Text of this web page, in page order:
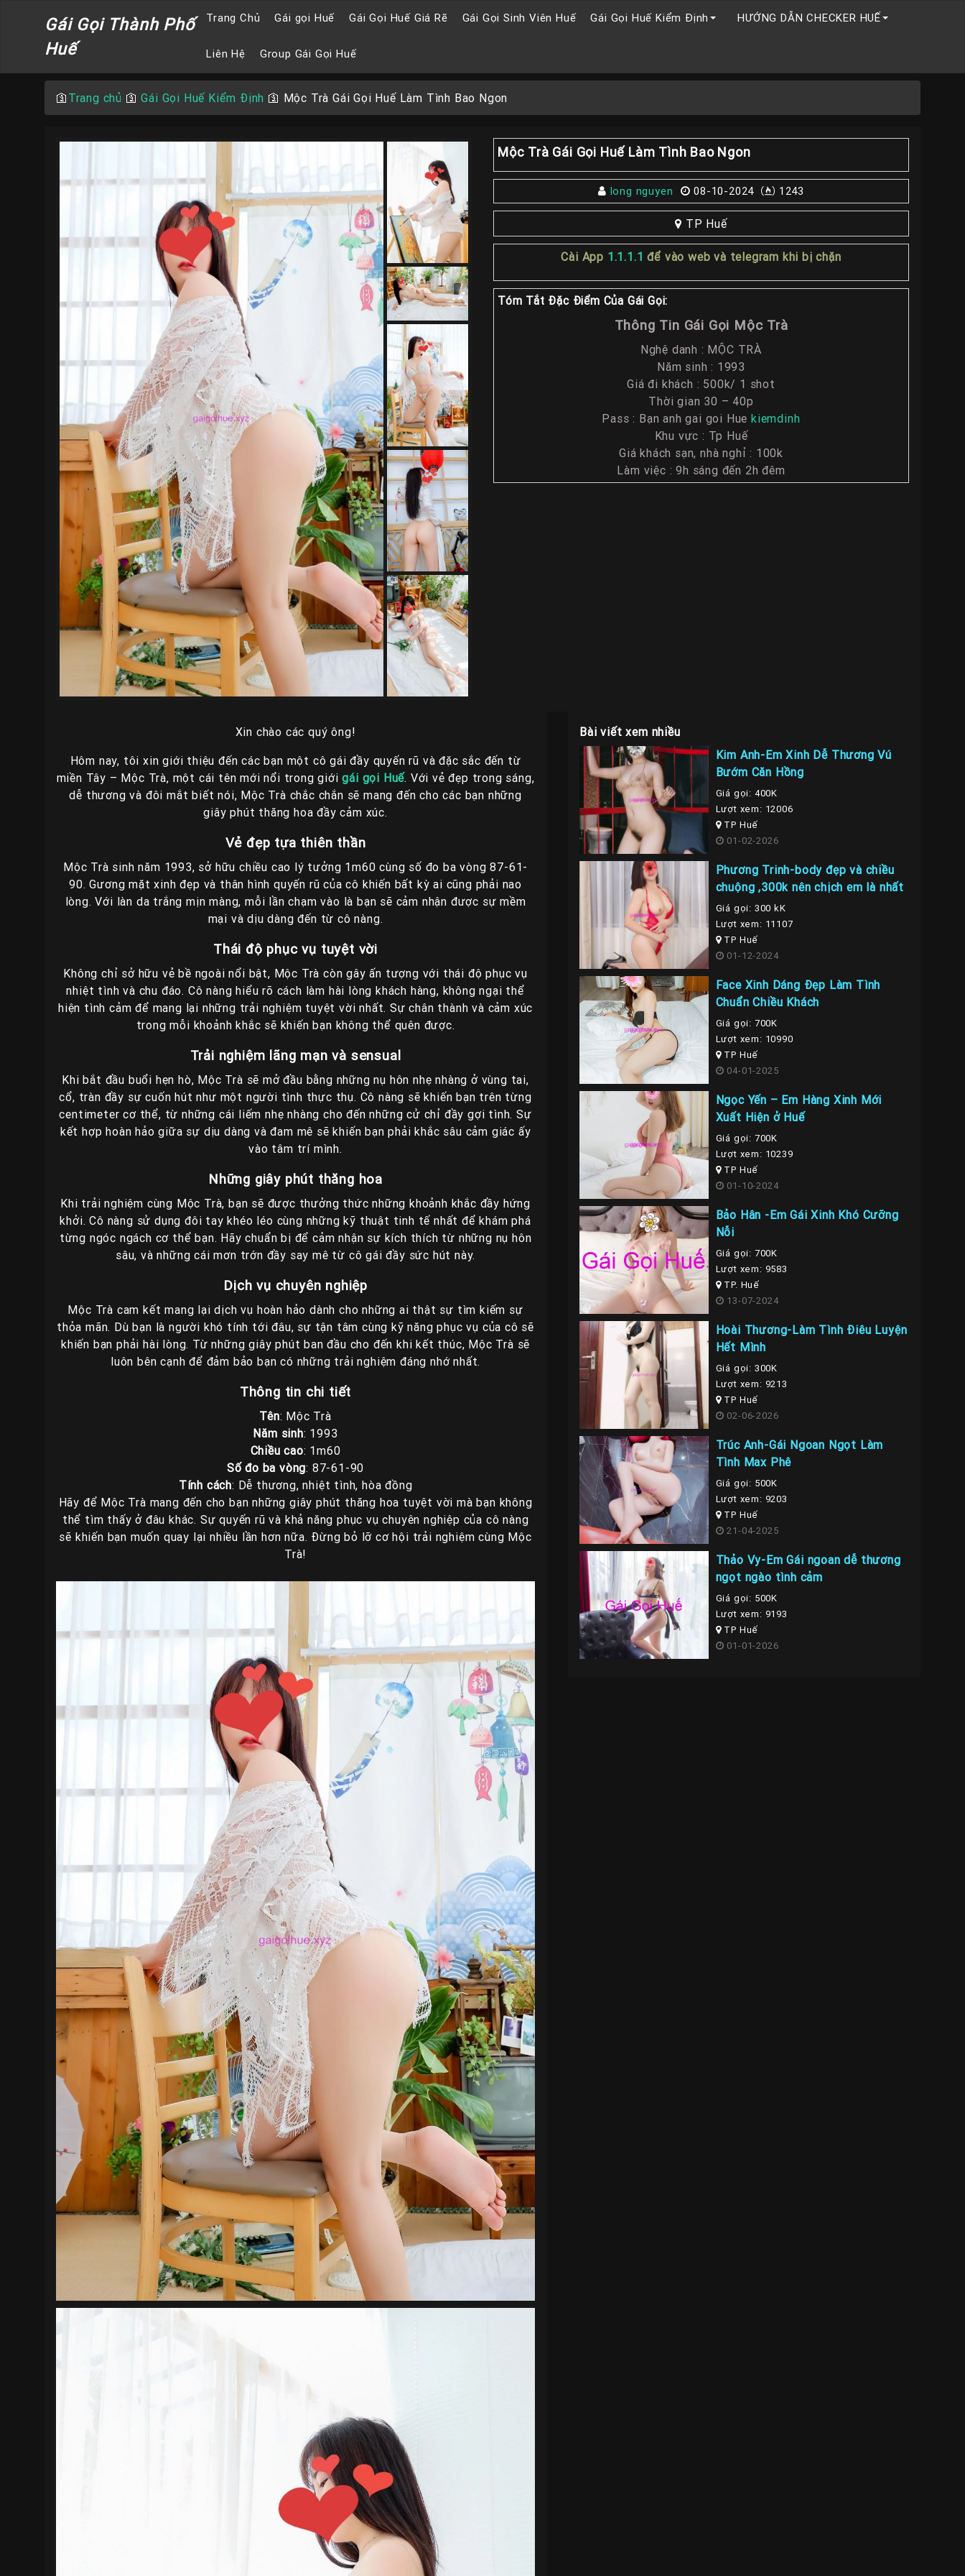
Gái Gọi Thành Phố
Huế
Trang Chủ Gái gọi Huế Gái Gọi Huế Giá Rẽ Gái Gọi Sinh Viên Huế Gái Gọi Huế Kiểm Định HƯỚNG DẪN CHECKER HUẾ
Liên Hệ Group Gái Gọi Huế
🛐 Trang chủ 🛐Gái Gọi Huế Kiểm Định 🛐 Mộc Trà Gái Gọi Huế Làm Tình Bao Ngon
Mộc Trà Gái Gọi Huế Làm Tình Bao Ngon
long nguyen 08-10-2024 1243
TP Huế
Cài App 1.1.1.1 để vào web và telegram khi bị chặn
Tóm Tắt Đặc Điểm Của Gái Gọi:
Thông Tin Gái Gọi Mộc Trà
Nghệ danh : MỘC TRÀ
Năm sinh : 1993
Giá đi khách : 500k/ 1 shot
Thời gian 30 – 40p
Pass : Bạn anh gai goi Huekiemdinh
Khu vực : Tp Huế
Giá khách sạn, nhà nghỉ : 100k
Làm việc : 9h sáng đến 2h đêm
Xin chào các quý ông!
Hôm nay, tôi xin giới thiệu đến các bạn một cô gái đầy quyến rũ và đặc sắc đến từ
miền Tây – Mộc Trà, một cái tên mới nổi trong giớigái gọi Huế. Với vẻ đẹp trong sáng,
dễ thương và đôi mắt biết nói, Mộc Trà chắc chắn sẽ mang đến cho các bạn những
giây phút thăng hoa đầy cảm xúc.
Vẻ đẹp tựa thiên thần
Mộc Trà sinh năm 1993, sở hữu chiều cao lý tưởng 1m60 cùng số đo ba vòng 87-61-
90. Gương mặt xinh đẹp và thân hình quyến rũ của cô khiến bất kỳ ai cũng phải nao
lòng. Với làn da trắng mịn màng, mỗi lần chạm vào là bạn sẽ cảm nhận được sự mềm
mại và dịu dàng đến từ cô nàng.
Thái độ phục vụ tuyệt vời
Không chỉ sở hữu vẻ bề ngoài nổi bật, Mộc Trà còn gây ấn tượng với thái độ phục vụ
nhiệt tình và chu đáo. Cô nàng hiểu rõ cách làm hài lòng khách hàng, không ngại thể
hiện tình cảm để mang lại những trải nghiệm tuyệt vời nhất. Sự chân thành và cảm xúc
trong mỗi khoảnh khắc sẽ khiến bạn không thể quên được.
Trải nghiệm lãng mạn và sensual
Khi bắt đầu buổi hẹn hò, Mộc Trà sẽ mở đầu bằng những nụ hôn nhẹ nhàng ở vùng tai,
cổ, tràn đầy sự cuốn hút như một người tình thực thụ. Cô nàng sẽ khiến bạn trên từng
centimeter cơ thể, từ những cái liếm nhẹ nhàng cho đến những cử chỉ đầy gợi tình. Sự
kết hợp hoàn hảo giữa sự dịu dàng và đam mê sẽ khiến bạn phải khắc sâu cảm giác ấy
vào tâm trí mình.
Những giây phút thăng hoa
Khi trải nghiệm cùng Mộc Trà, bạn sẽ được thưởng thức những khoảnh khắc đầy hứng
khởi. Cô nàng sử dụng đôi tay khéo léo cùng những kỹ thuật tinh tế nhất để khám phá
từng ngóc ngách cơ thể bạn. Hãy chuẩn bị để cảm nhận sự kích thích từ những nụ hôn
sâu, và những cái mơn trớn đầy say mê từ cô gái đầy sức hút này.
Dịch vụ chuyên nghiệp
Mộc Trà cam kết mang lại dịch vụ hoàn hảo dành cho những ai thật sự tìm kiếm sự
thỏa mãn. Dù bạn là người khó tính tới đâu, sự tận tâm cùng kỹ năng phục vụ của cô sẽ
khiến bạn phải hài lòng. Từ những giây phút ban đầu cho đến khi kết thúc, Mộc Trà sẽ
luôn bên cạnh để đảm bảo bạn có những trải nghiệm đáng nhớ nhất.
Thông tin chi tiết
Tên: Mộc Trà
Năm sinh: 1993
Chiều cao: 1m60
Số đo ba vòng: 87-61-90
Tính cách: Dễ thương, nhiệt tình, hòa đồng
Hãy để Mộc Trà mang đến cho bạn những giây phút thăng hoa tuyệt vời mà bạn không
thể tìm thấy ở đâu khác. Sự quyến rũ và khả năng phục vụ chuyên nghiệp của cô nàng
sẽ khiến bạn muốn quay lại nhiều lần hơn nữa. Đừng bỏ lỡ cơ hội trải nghiệm cùng Mộc
Trà!
Bài viết xem nhiều
Kim Anh-Em Xinh Dễ Thương Vú
Bướm Căn Hồng
Giá gọi: 400K
Lượt xem: 12006
TP Huế
01-02-2026
Phương Trinh-body đẹp và chiều
chuộng ,300k nên chịch em là nhất
Giá gọi: 300 kK
Lượt xem: 11107
TP Huế
01-12-2024
Face Xinh Dáng Đẹp Làm Tình
Chuẩn Chiều Khách
Giá gọi: 700K
Lượt xem: 10990
TP Huế
04-01-2025
Ngọc Yến – Em Hàng Xinh Mới
Xuất Hiện ở Huế
Giá gọi: 700K
Lượt xem: 10239
TP Huế
01-10-2024
Bảo Hân -Em Gái Xinh Khó Cưỡng
Nỗi
Giá gọi: 700K
Lượt xem: 9583
TP. Huế
13-07-2024
Hoài Thương-Làm Tình Điêu Luyện
Hết Mình
Giá gọi: 300K
Lượt xem: 9213
TP Huế
02-06-2026
Trúc Anh-Gái Ngoan Ngọt Làm
Tình Max Phê
Giá gọi: 500K
Lượt xem: 9203
TP Huế
21-04-2025
Thảo Vy-Em Gái ngoan dễ thương
ngọt ngào tình cảm
Giá gọi: 500K
Lượt xem: 9193
TP Huế
01-01-2026